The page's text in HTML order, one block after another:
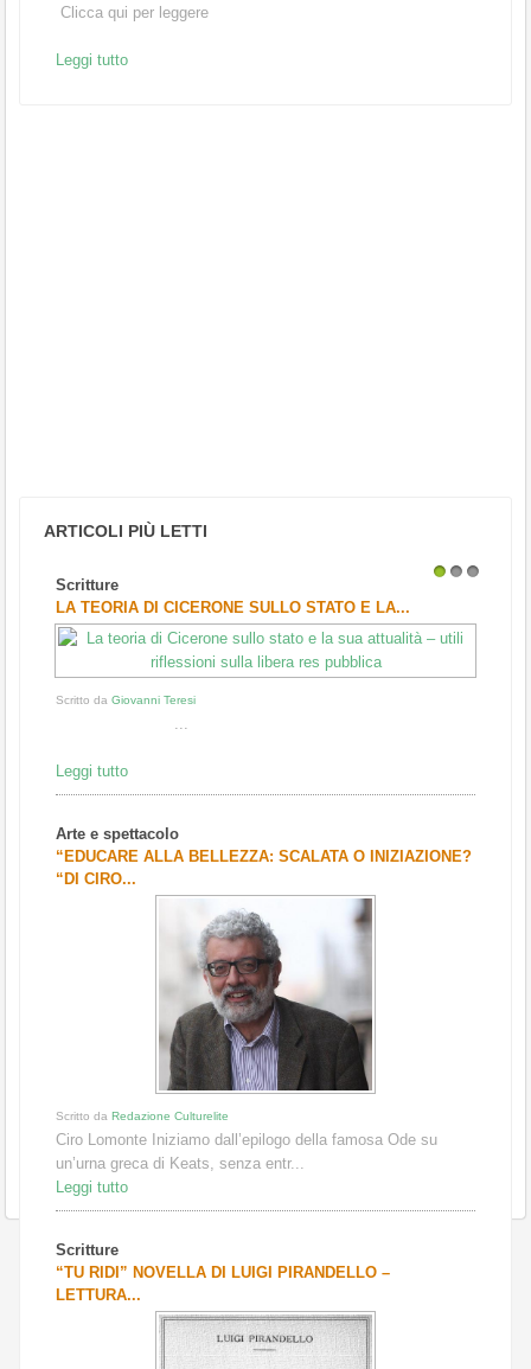
Clicca qui per leggere
Leggi tutto
ARTICOLI PIÙ LETTI
Scritture
LA TEORIA DI CICERONE SULLO STATO E LA...
Scritto da Giovanni Teresi
...
Leggi tutto
Arte e spettacolo
“EDUCARE ALLA BELLEZZA: SCALATA O INIZIAZIONE?
“DI CIRO...
Scritto da Redazione Culturelite
Ciro Lomonte Iniziamo dall’epilogo della famosa Ode su
un’urna greca di Keats, senza entr...
Leggi tutto
Scritture
“TU RIDI” NOVELLA DI LUIGI PIRANDELLO –
LETTURA...